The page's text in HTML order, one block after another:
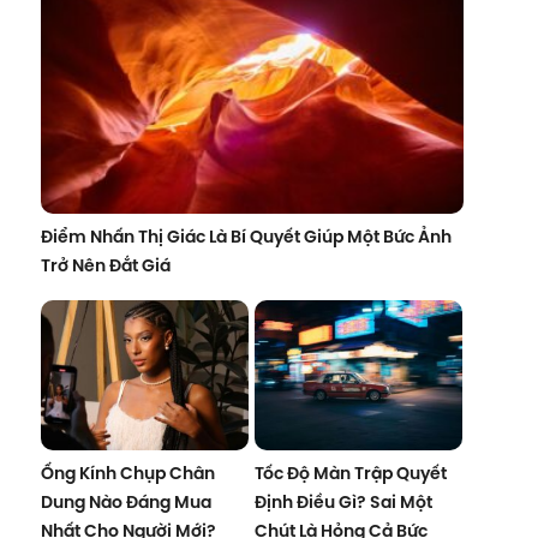
Điểm Nhấn Thị Giác Là Bí Quyết Giúp Một Bức Ảnh
Trở Nên Đắt Giá
Ống Kính Chụp Chân
Dung Nào Đáng Mua
Nhất Cho Người Mới?
Tốc Độ Màn Trập Quyết
Định Điều Gì? Sai Một
Chút Là Hỏng Cả Bức